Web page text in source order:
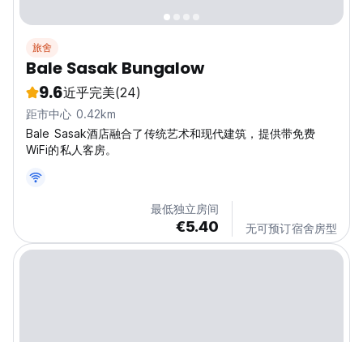
旅舍
Bale Sasak Bungalow
9.6近乎完美(24)
距市中心 0.42km
Bale Sasak酒店融合了传统艺术和现代建筑，提供带免费
WiFi的私人客房。
最低独立房间
€5.40 无可预订宿舍房型